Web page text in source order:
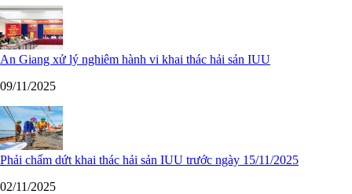
An Giang xử lý nghiêm hành vi khai thác hải sản IUU
09/11/2025
Phải chấm dứt khai thác hải sản IUU trước ngày 15/11/2025
02/11/2025